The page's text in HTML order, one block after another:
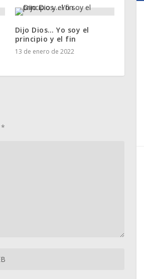
Dijo Dios… Yo soy el
principio y el fin
13 de enero de 2022
*